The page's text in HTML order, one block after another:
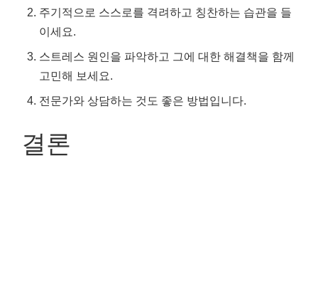
주기적으로 스스로를 격려하고 칭찬하는 습관을 들
이세요.
스트레스 원인을 파악하고 그에 대한 해결책을 함께
고민해 보세요.
전문가와 상담하는 것도 좋은 방법입니다.
결론